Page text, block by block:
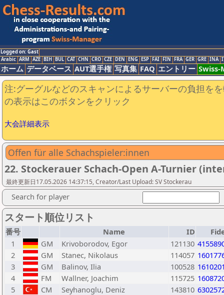
Logged on: Gast
Arabic ARM AZE BIH BUL CAT CHN CRO CZE DEN ENG ESP FAI FIN FRA GER GRE INA
ホーム データベース AUT選手権 写真集 FAQ エントリー
注:グーグルなどのスキャンによるサーバーの負担を
の表示はこのボタンをクリック
大会詳細表示
Offen für alle Schachspieler:innen
22. Stockerauer Schach-Open A-Turnier
最終更新日17.05.2026 14:37:15, Creator/Last Upload: SV Stockerau
Search for player
スタート順位リスト
番号 Name ID
1
GM Krivoborodov, Egor 121130
2
GM Stanec, Nikolaus 114057
3
GM Balinov, Ilia 100528
4
FM Wallner, Joachim 115725
5
CM Seyhanoglu, Deniz 143810